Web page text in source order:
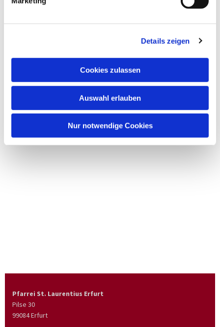
Details zeigen
Cookies zulassen
Auswahl erlauben
Nur notwendige Cookies
Pfarrei St. Laurentius Erfurt
Pilse 30
99084 Erfurt